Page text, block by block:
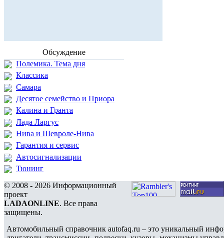
Обсуждение
Полемика. Тема дня
Классика
Самара
Десятое семейство и Приора
Калина и Гранта
Лада Ларгус
Нива и Шевроле-Нива
Гарантия и сервис
Автосигнализации
Тюнинг
© 2008 - 2026 Информационный
проект
LADAONLINE. Все права
защищены.
Автомобильный справочник autofaq.ru – это уникальный